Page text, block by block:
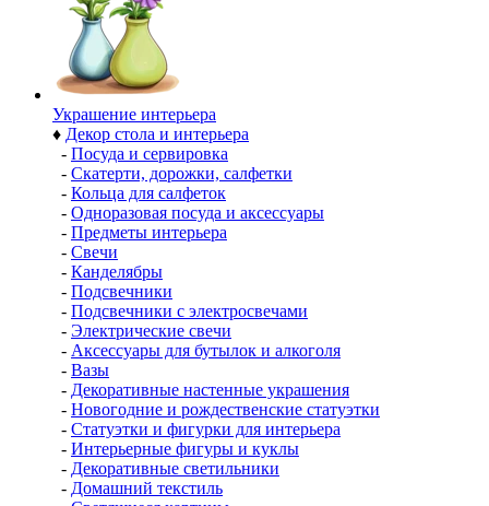
Украшение интерьера
♦ Декор стола и интерьера
- Посуда и сервировка
- Скатерти, дорожки, салфетки
- Кольца для салфеток
- Одноразовая посуда и аксессуары
- Предметы интерьера
- Свечи
- Канделябры
- Подсвечники
- Подсвечники с электросвечами
- Электрические свечи
- Аксессуары для бутылок и алкоголя
- Вазы
- Декоративные настенные украшения
- Новогодние и рождественские статуэтки
- Статуэтки и фигурки для интерьера
- Интерьерные фигуры и куклы
- Декоративные светильники
- Домашний текстиль